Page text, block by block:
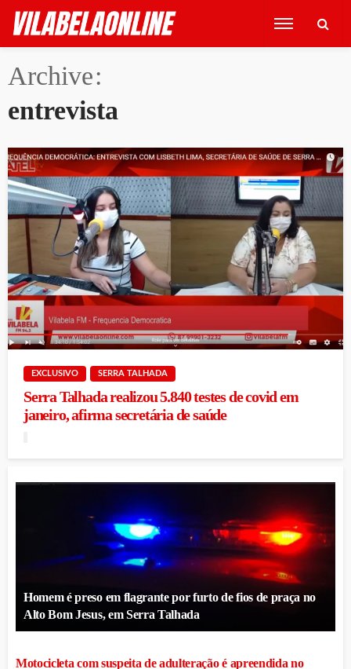
Archive
entrevista
EXCLUSIVO SERRA TALHADA
Serra Talhada realizou 5.840 testes de covid em
janeiro, afirma secretária de saúde
Homem é preso em flagrante por furto de fios de praça no
Alto Bom Jesus, em Serra Talhada
Motocicleta com suspeita de adulteração é apreendida no